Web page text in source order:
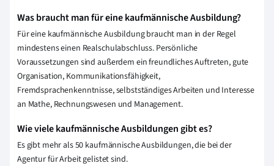
Was braucht man für eine kaufmännische Ausbildung?
Für eine kaufmännische Ausbildung braucht man in der Regel
mindestens einen Realschulabschluss. Persönliche
Voraussetzungen sind außerdem ein freundliches Auftreten, gute
Organisation, Kommunikationsfähigkeit,
Fremdsprachenkenntnisse, selbstständiges Arbeiten und Interesse
an Mathe, Rechnungswesen und Management.
Wie viele kaufmännische Ausbildungen gibt es?
Es gibt mehr als 50 kaufmännische Ausbildungen, die bei der
Agentur für Arbeit gelistet sind.